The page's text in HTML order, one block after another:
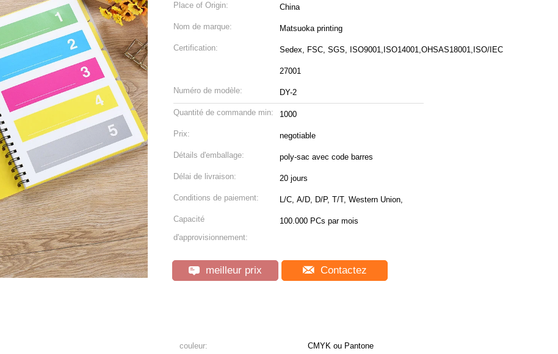
Place of Origin: China
Nom de marque: Matsuoka printing
Certification: Sedex, FSC, SGS, ISO9001,ISO14001,OHSAS18001,ISO/IEC
27001
Numéro de modèle: DY-2
Quantité de commande min: 1000
Prix: negotiable
Détails d'emballage: poly-sac avec code barres
Délai de livraison: 20 jours
Conditions de paiement: L/C, A/D, D/P, T/T, Western Union,
Capacité
d'approvisionnement:
100.000 PCs par mois
meilleur prix Contactez
couleur:
CMYK ou Pantone